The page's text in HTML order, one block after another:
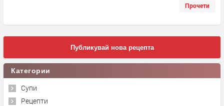
Прочети
Публикувай нова рецепта
Категории
Супи
Рецепти